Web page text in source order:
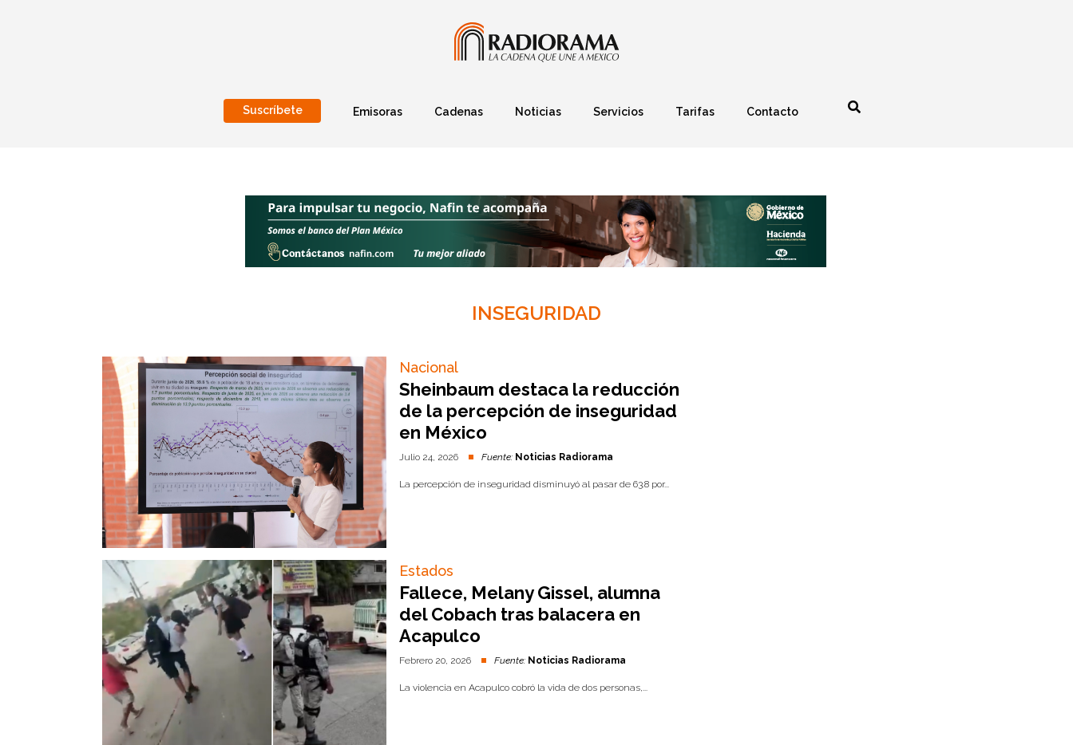
Suscríbete Emisoras Cadenas Noticias Servicios Tarifas Contacto
INSEGURIDAD
Nacional
Sheinbaum destaca la reducción
de la percepción de inseguridad
en México
Julio 24, 2026 Fuente: Noticias Radiorama
La percepción de inseguridad disminuyó al pasar de 63.8 por...
Estados
Fallece, Melany Gissel, alumna
del Cobach tras balacera en
Acapulco
Febrero 20, 2026 Fuente: Noticias Radiorama
La violencia en Acapulco cobró la vida de dos personas,...